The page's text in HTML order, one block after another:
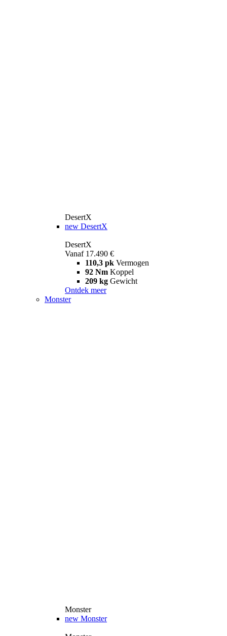
DesertX
new DesertX
DesertX
Vanaf 17.490 €
110,3 pk Vermogen
92 Nm Koppel
209 kg Gewicht
Ontdek meer
Monster
Monster
new Monster